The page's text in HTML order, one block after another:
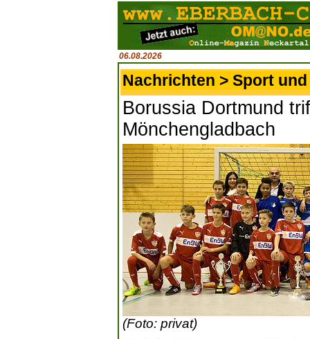
06.08.2026
Nachrichten > Sport
Borussia Dortmund
Mönchengladbach
(Foto: privat)